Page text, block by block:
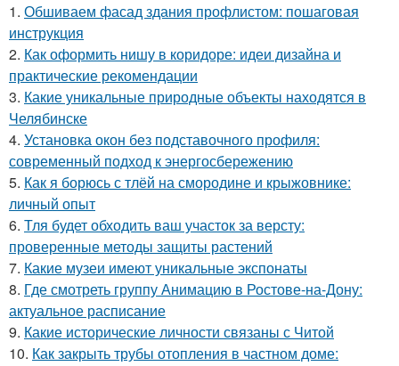
1. Обшиваем фасад здания профлистом: пошаговая
инструкция
2. Как оформить нишу в коридоре: идеи дизайна и
практические рекомендации
3. Какие уникальные природные объекты находятся в
Челябинске
4. Установка окон без подставочного профиля:
современный подход к энергосбережению
5. Как я борюсь с тлёй на смородине и крыжовнике:
личный опыт
6. Тля будет обходить ваш участок за версту:
проверенные методы защиты растений
7. Какие музеи имеют уникальные экспонаты
8. Где смотреть группу Анимацию в Ростове-на-Дону:
актуальное расписание
9. Какие исторические личности связаны с Читой
10. Как закрыть трубы отопления в частном доме: